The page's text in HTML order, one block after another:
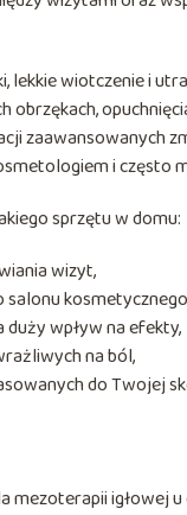
lekkie wiotczenie i
obrzękach,
zaawansowanych
i często
sprzętu w domu:
wizyt,
duży wpływ na efekty,
na ból,
do Twojej
igłowej u